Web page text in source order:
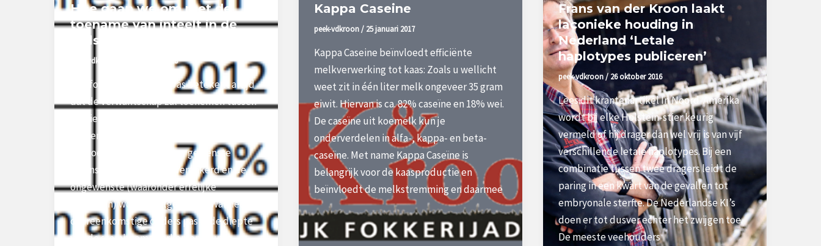
Hoe gaan we om met de
toename van inteelt in de
Holstein populatie?
peek-vdkroon 20 augustus 2018
Het fokken binnen één ras betekent altijd
dat de verwantschap zal toenemen tussen
de dieren onderling. Dit is inherent aan het
fokken (lees ‘selecteren’) in een bepaalde
fokdoelrichting, waardoor gewenste
eigenschappen worden verankerd en de
ongewenste (waaronder erfelijke
gebreken) worden uitgefilterd. Wanneer de
overeenkomstige ouders pas in de diepte
van de stamboom voorkomen, kun je
Kappa Caseine
peek-vdkroon/ 25 januari 2017
Kappa Caseine beïnvloedt efficiënte
melkverwerking tot kaas: Zoals u wellicht
weet zit in één liter melk ongeveer 35 gram
eiwit. Hiervan is ca. 82% caseïne en 18% wei.
De caseïne uit koemelk kun je
onderverdelen in alfa-, kappa- en beta-
caseïne. Met name Kappa Caseïne is
belangrijk voor de kaasproductie en
beïnvloedt de melkstremming en daarmee
Frans van der Kroon laakt
laconieke houding in
Nederland ‘Letale
haplotypes publiceren’
peek-vdkroon/ 26 oktober 2016
Lees dit krantenartikel In Noord-Amerika
wordt bij elke Holstein-stier keurig
vermeld of hij drager dan wel vrij is van vijf
verschillende letale haplotypes. Bij een
combinatie tussen twee dragers leidt de
paring in een kwart van de gevallen tot
embryonale sterfte. De Nederlandse KI’s
doen er tot dusver echter het zwijgen toe.
De meeste veehouders